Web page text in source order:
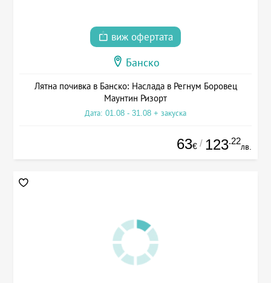
виж офертата
Банско
Лятна почивка в Банско: Наслада в Регнум Боровец
Маунтин Ризорт
Дата: 01.08 - 31.08 + закуска
63€ / 123.22
лв.